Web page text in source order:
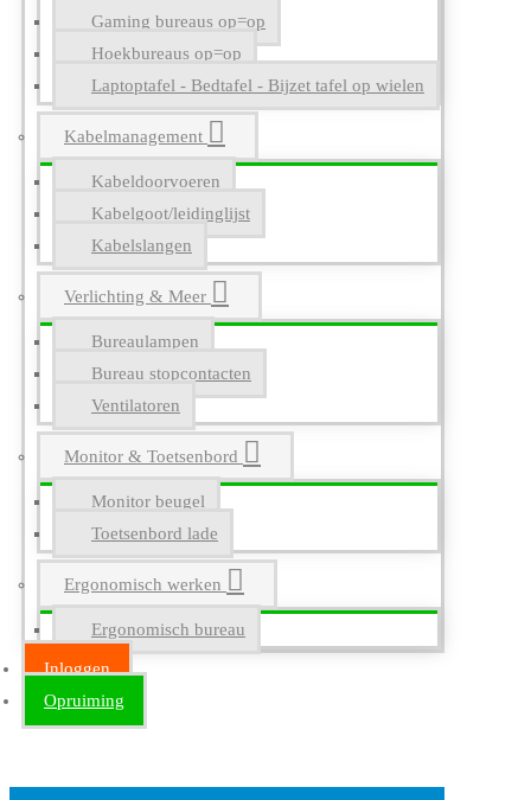
Gaming bureaus op=op
Hoekbureaus op=op
Laptoptafel - Bedtafel - Bijzet tafel op wielen
Kabelmanagement
Kabeldoorvoeren
Kabelgoot/leidinglijst
Kabelslangen
Verlichting & Meer
Bureaulampen
Bureau stopcontacten
Ventilatoren
Monitor & Toetsenbord
Monitor beugel
Toetsenbord lade
Ergonomisch werken
Ergonomisch bureau
Inloggen
Opruiming